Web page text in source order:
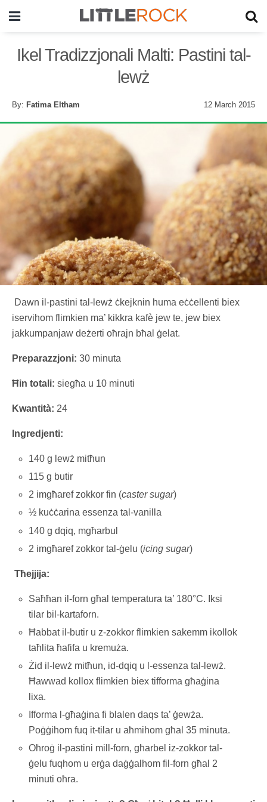
Ikel Tradizzjonali Malti: Pastini tal-
lewż
By: Fatima Eltham 12 March 2015
Dawn il-pastini tal-lewż ċkejknin huma eċċellenti biex
iservihom flimkien ma’ kikkra kafè jew te, jew biex
jakkumpanjaw deżerti oħrajn bħal ġelat.
Preparazzjoni: 30 minuta
Ħin totali: siegħa u 10 minuti
Kwantità: 24
Ingredjenti:
140 g lewż mitħun
115 g butir
2 imgħaref zokkor fin (caster sugar)
½ kuċċarina essenza tal-vanilla
140 g dqiq, mgħarbul
2 imgħaref zokkor tal-ġelu (icing sugar)
Tħejjija:
Saħħan il-forn għal temperatura ta’ 180°C. Iksi
tilar bil-kartaforn.
Ħabbat il-butir u z-zokkor flimkien sakemm ikollok
taħlita ħafifa u kremuża.
Żid il-lewż mitħun, id-dqiq u l-essenza tal-lewż.
Ħawwad kollox flimkien biex tifforma għaġina
lixa.
Ifforma l-għaġina fi blalen daqs ta’ ġewża.
Poġġihom fuq it-tilar u aħmihom għal 35 minuta.
Oħroġ il-pastini mill-forn, għarbel iz-zokkor tal-
ġelu fuqhom u erġa daġġalhom fil-forn għal 2
minuti oħra.